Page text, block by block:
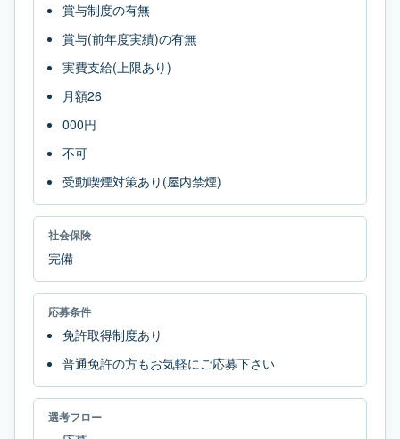
賞与制度の有無
賞与(前年度実績)の有無
実費支給(上限あり)
月額26
000円
不可
受動喫煙対策あり(屋内禁煙)
社会保険
完備
応募条件
免許取得制度あり
普通免許の方もお気軽にご応募下さい
選考フロー